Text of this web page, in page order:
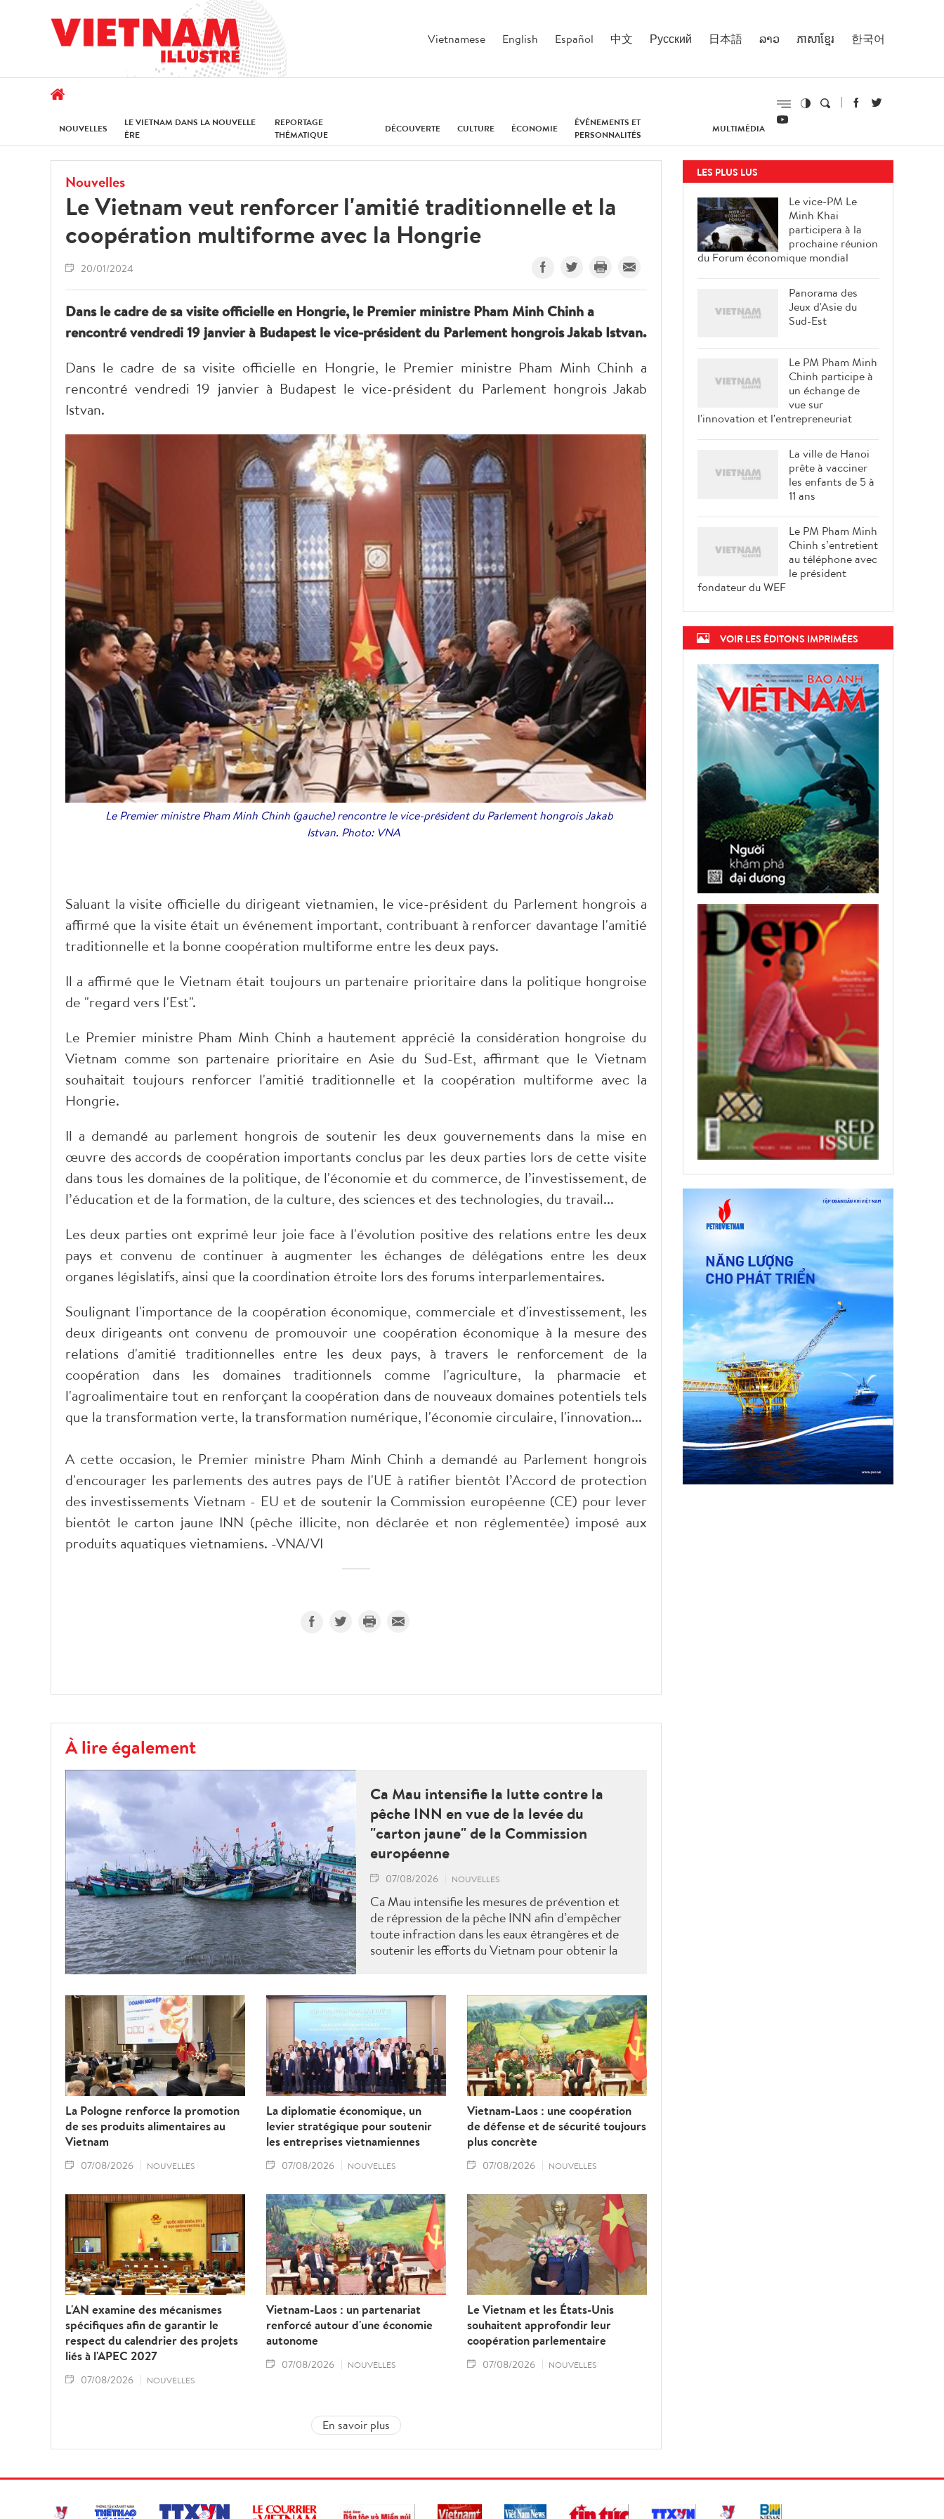
Vietnamese English Español 中文 Русский 日本語 ລາວ ភាសាខ្មែរ 한국어
NOUVELLES
LE VIETNAM DANS LA NOUVELLE
ÈRE
REPORTAGE
THÉMATIQUE
DÉCOUVERTE CULTURE ÉCONOMIE
ÉVÉNEMENTS ET
PERSONNALITÉS
MULTIMÉDIA
Nouvelles
Le Vietnam veut renforcer l'amitié traditionnelle et la
coopération multiforme avec la Hongrie
20/01/2024
Dans le cadre de sa visite officielle en Hongrie, le Premier ministre Pham Minh Chinh a
rencontré vendredi 19 janvier à Budapest le vice-président du Parlement hongrois Jakab Istvan.
Dans le cadre de sa visite officielle en Hongrie, le Premier ministre Pham Minh Chinh a
rencontré vendredi 19 janvier à Budapest le vice-président du Parlement hongrois Jakab
Istvan.
Le Premier ministre Pham Minh Chinh (gauche) rencontre le vice-président du Parlement hongrois Jakab
Istvan. Photo: VNA
Saluant la visite officielle du dirigeant vietnamien, le vice-président du Parlement hongrois a
affirmé que la visite était un événement important, contribuant à renforcer davantage l'amitié
traditionnelle et la bonne coopération multiforme entre les deux pays.
Il a affirmé que le Vietnam était toujours un partenaire prioritaire dans la politique hongroise
de "regard vers l'Est".
Le Premier ministre Pham Minh Chinh a hautement apprécié la considération hongroise du
Vietnam comme son partenaire prioritaire en Asie du Sud-Est, affirmant que le Vietnam
souhaitait toujours renforcer l'amitié traditionnelle et la coopération multiforme avec la
Hongrie.
Il a demandé au parlement hongrois de soutenir les deux gouvernements dans la mise en
œuvre des accords de coopération importants conclus par les deux parties lors de cette visite
dans tous les domaines de la politique, de l'économie et du commerce, de l’investissement, de
l’éducation et de la formation, de la culture, des sciences et des technologies, du travail...
Les deux parties ont exprimé leur joie face à l'évolution positive des relations entre les deux
pays et convenu de continuer à augmenter les échanges de délégations entre les deux
organes législatifs, ainsi que la coordination étroite lors des forums interparlementaires.
Soulignant l'importance de la coopération économique, commerciale et d'investissement, les
deux dirigeants ont convenu de promouvoir une coopération économique à la mesure des
relations d'amitié traditionnelles entre les deux pays, à travers le renforcement de la
coopération dans les domaines traditionnels comme l'agriculture, la pharmacie et
l'agroalimentaire tout en renforçant la coopération dans de nouveaux domaines potentiels tels
que la transformation verte, la transformation numérique, l'économie circulaire, l'innovation...
A cette occasion, le Premier ministre Pham Minh Chinh a demandé au Parlement hongrois
d'encourager les parlements des autres pays de l'UE à ratifier bientôt l’Accord de protection
des investissements Vietnam - EU et de soutenir la Commission européenne (CE) pour lever
bientôt le carton jaune INN (pêche illicite, non déclarée et non réglementée) imposé aux
produits aquatiques vietnamiens. -VNA/VI
À lire également
Ca Mau intensifie la lutte contre la
pêche INN en vue de la levée du
"carton jaune" de la Commission
européenne
07/08/2026 NOUVELLES
Ca Mau intensifie les mesures de prévention et
de répression de la pêche INN afin d’empêcher
toute infraction dans les eaux étrangères et de
soutenir les efforts du Vietnam pour obtenir la
La Pologne renforce la promotion
de ses produits alimentaires au
Vietnam
07/08/2026 NOUVELLES
La diplomatie économique, un
levier stratégique pour soutenir
les entreprises vietnamiennes
07/08/2026 NOUVELLES
Vietnam-Laos : une coopération
de défense et de sécurité toujours
plus concrète
07/08/2026 NOUVELLES
L'AN examine des mécanismes
spécifiques afin de garantir le
respect du calendrier des projets
liés à l'APEC 2027
07/08/2026 NOUVELLES
Vietnam-Laos : un partenariat
renforcé autour d'une économie
autonome
07/08/2026 NOUVELLES
Le Vietnam et les États-Unis
souhaitent approfondir leur
coopération parlementaire
07/08/2026 NOUVELLES
En savoir plus
LES PLUS LUS
Le vice-PM Le
Minh Khai
participera à la
prochaine réunion
du Forum économique mondial
Panorama des
Jeux d'Asie du
Sud-Est
Le PM Pham Minh
Chinh participe à
un échange de
vue sur
l'innovation et l'entrepreneuriat
La ville de Hanoi
prête à vacciner
les enfants de 5 à
11 ans
Le PM Pham Minh
Chinh s’entretient
au téléphone avec
le président
fondateur du WEF
VOIR LES ÉDITONS IMPRIMÉES